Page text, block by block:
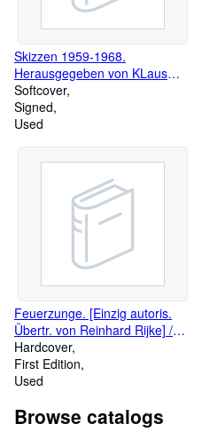
Skizzen 1959-1968.
Herausgegeben von KLaus
Ulrich Düsselberg.
Softcover
Signed
Used
Feuerzunge. [Einzig autoris.
Übertr. von Reinhard Rijke] /
Internationale Abenteuerreihe
Hardcover
First Edition
Used
Browse catalogs